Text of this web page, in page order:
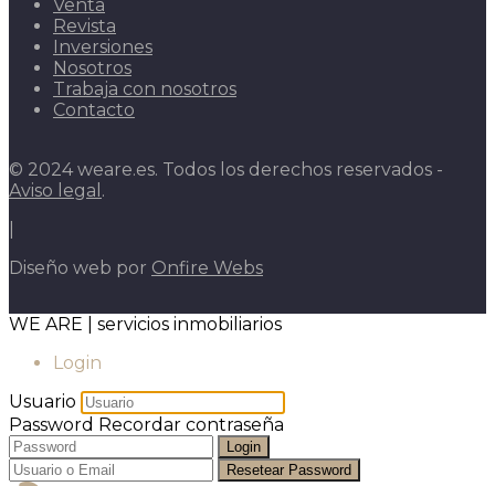
Venta
Revista
Inversiones
Nosotros
Trabaja con nosotros
Contacto
© 2024 weare.es. Todos los derechos reservados -
Aviso legal .
Diseño web por Onfire Webs
WE ARE | servicios inmobiliarios
Login
Usuario
Password Recordar contraseña
Login
Resetear Password